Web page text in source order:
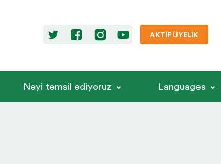
AKTIF ÜYELIK
Neyi temsil ediyoruz Languages